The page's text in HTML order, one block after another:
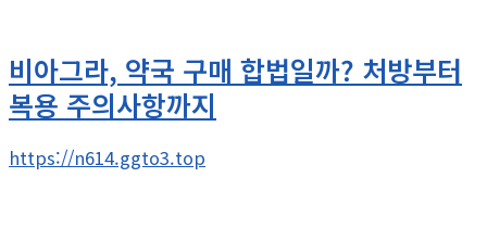
비아그라, 약국 구매 합법일까? 처방부터
복용 주의사항까지
https://n614.ggto3.top